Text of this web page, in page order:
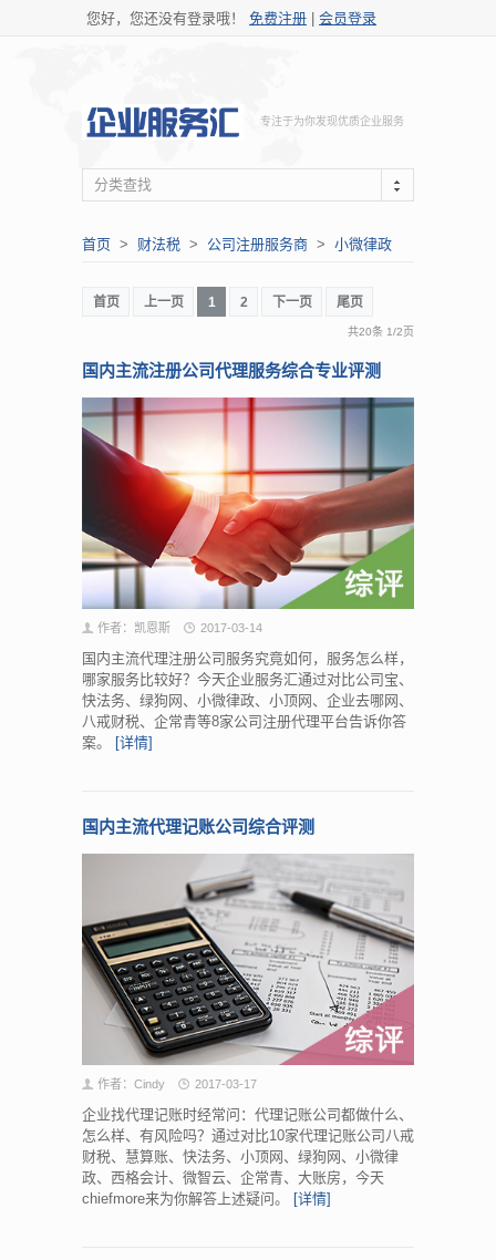
您好，您还没有登录哦！ 免费注册 会员登录
专注于为你发现优质企业服务
分类查找
首页 > 财法税 > 公司注册服务商 > 小微律政
首页 上一页 1 2 下一页 尾页
共20条 1/2页
国内主流注册公司代理服务综合专业评测
作者：凯恩斯 2017-03-14
国内主流代理注册公司服务究竟如何，服务怎么样，
哪家服务比较好？今天企业服务汇通过对比公司宝、
快法务、绿狗网、小微律政、小顶网、企业去哪网、
八戒财税、企常青等8家公司注册代理平台告诉你答
案。
[详情]
国内主流代理记账公司综合评测
作者：Cindy 2017-03-17
企业找代理记账时经常问：代理记账公司都做什么、
怎么样、有风险吗？通过对比10家代理记账公司八戒
财税、慧算账、快法务、小顶网、绿狗网、小微律
政、西格会计、微智云、企常青、大账房，今天
chiefmore来为你解答上述疑问。
[详情]